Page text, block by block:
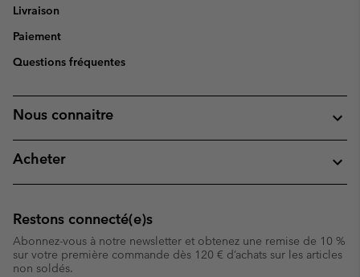
Livraison
Paiement
Questions fréquentes
Nous connaitre
Acheter
Restons connecté(e)s
Abonnez-vous à notre newsletter et obtenez une remise de 10 %
sur votre première commande dès 120 € d’achats sur les articles
non soldés.